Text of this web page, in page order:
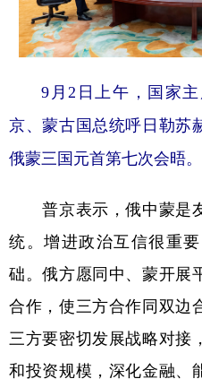
9月2日上午，国家主
京、蒙古国总统呼日勒苏
俄蒙三国元首第七次会晤。
普京表示，俄中蒙是
统。增进政治互信很重
础。俄方愿同中、蒙开展
合作，使三方合作同双边
三方要密切发展战略对接
和投资规模，深化金融、